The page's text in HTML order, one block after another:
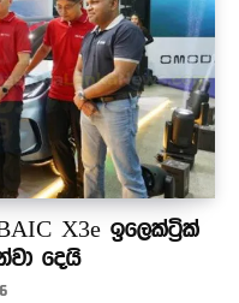
X3e ඉලෙක්ට්‍රික්
දෙයි